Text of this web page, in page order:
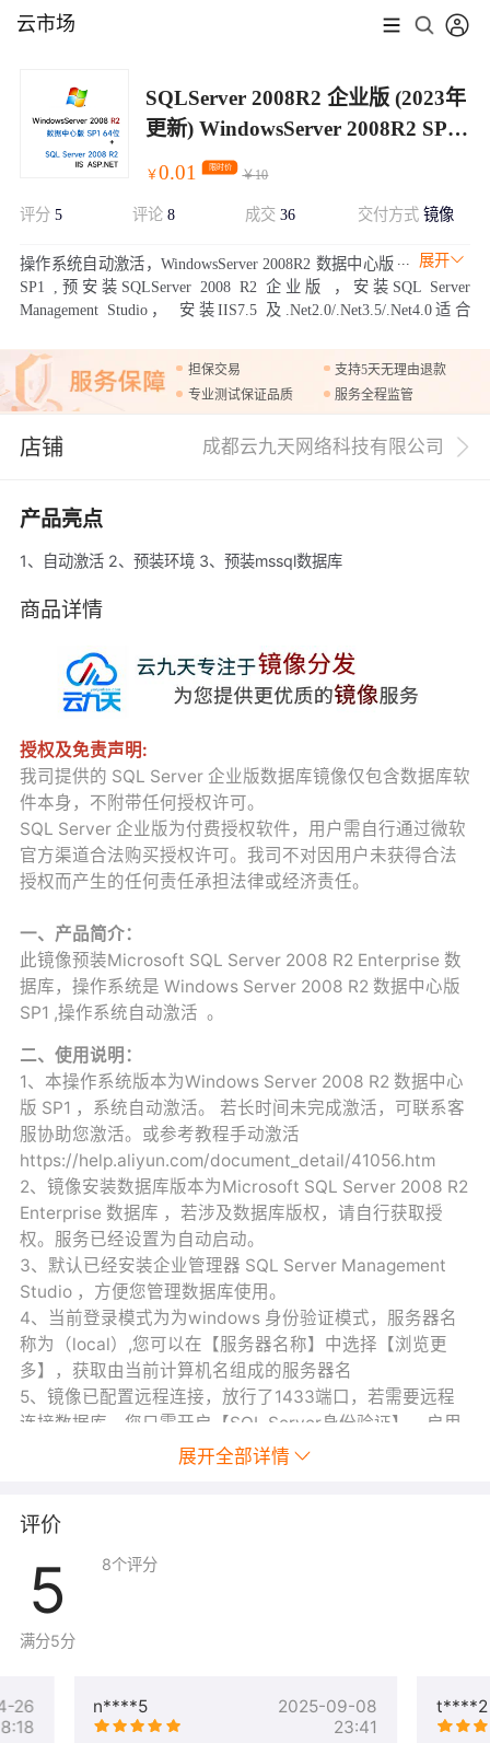
云市场
SQLServer 2008R2 企业版 (2023年
更新) WindowsServer 2008R2 SP1
数据中心64位
￥0.01 限时价
￥10
评分 5 评论 8 成交 36 交付方式镜像
展开
操作系统自动激活，WindowsServer 2008R2 数据中心版
SP1 ,预安装SQLServer 2008 R2 企业版 ，安装SQL Server
Management Studio， 安装IIS7.5 及.Net2.0/.Net3.5/.Net4.0适合
的维护和使用，并且安装了补丁。
担保交易
支持5天无理由退款
专业测试保证品质
服务全程监管
店铺 成都云九天网络科技有限公司
产品亮点
1、自动激活 2、预装环境 3、预装mssql数据库
商品详情
授权及免责声明:
我司提供的 SQL Server 企业版数据库镜像仅包含数据库软
件本身，不附带任何授权许可。
SQL Server 企业版为付费授权软件，用户需自行通过微软
官方渠道合法购买授权许可。我司不对因用户未获得合法
授权而产生的任何责任承担法律或经济责任。
一、产品简介：
此镜像预装Microsoft SQL Server 2008 R2 Enterprise 数
据库，操作系统是 Windows Server 2008 R2 数据中心版
SP1 ,操作系统自动激活 。
二、使用说明：
1、本操作系统版本为Windows Server 2008 R2 数据中心
版 SP1 ，系统自动激活。 若长时间未完成激活，可联系客
服协助您激活。或参考教程手动激活
https://help.aliyun.com/document_detail/41056.htm
2、镜像安装数据库版本为Microsoft SQL Server 2008 R2
Enterprise 数据库 ，若涉及数据库版权，请自行获取授
权。服务已经设置为自动启动。
3、默认已经安装企业管理器 SQL Server Management
Studio ，方便您管理数据库使用。
4、当前登录模式为为windows 身份验证模式，服务器名
称为（local）,您可以在【服务器名称】中选择【浏览更
多】，获取由当前计算机名组成的服务器名
5、镜像已配置远程连接，放行了1433端口，若需要远程
连接数据库，您只需开启【SQL Server身份验证】，启用
【sa】账号，设置密码，便可以通过【sa】账号远程连
点使用 ，也可以停止IIS，安装其他web软件。
7、另外镜像内安装了google chorme浏览器
8、安装了Asp.Net2.0/.Net3.5/.Net4.0 运行环境
9.镜像购买成功后，ECS不可重装为其他系统、不可更换镜
像,否则会再次付费，因此造成镜像无法使用，不支持退
https://help.yunjiutian.com/project-2/doc-34/
展开全部详情
评价
5
满分5分
8个评分
n****5
2025-09-08
23:41
t****2
26